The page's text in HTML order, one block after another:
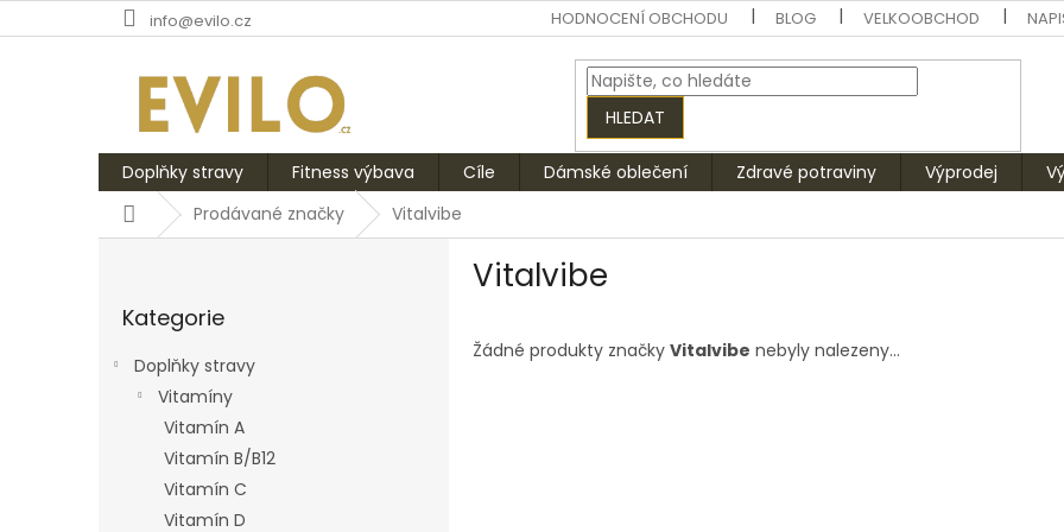
na
info@evilo.cz HODNOCENÍ OBCHODU BLOG VELKOOBCHOD
HLEDAT
Doplňky stravy Fitness výbava Cíle Dámské oblečení Zdravé potraviny Výprodej
DomůProdávané značky Vitalvibe
kategorie
Kategorie
Doplňky stravy
Vitamíny
Vitamín A
Vitamín B/B12
Vitamín C
Vitamín D
Vitalvibe
Žádné produkty značky Vitalvibe nebyly nalezeny...